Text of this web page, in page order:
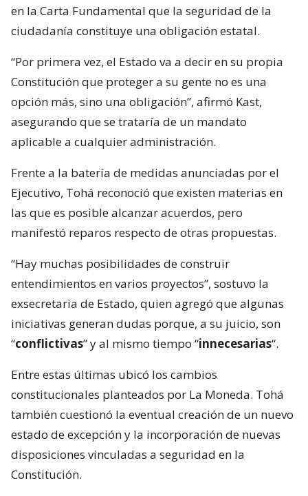
en la Carta Fundamental que la seguridad de la
ciudadanía constituye una obligación estatal.
“Por primera vez, el Estado va a decir en su propia
Constitución que proteger a su gente no es una
opción más, sino una obligación”, afirmó Kast,
asegurando que se trataría de un mandato
aplicable a cualquier administración.
Frente a la batería de medidas anunciadas por el
Ejecutivo, Tohá reconoció que existen materias en
las que es posible alcanzar acuerdos, pero
manifestó reparos respecto de otras propuestas.
“Hay muchas posibilidades de construir
entendimientos en varios proyectos”, sostuvo la
exsecretaria de Estado, quien agregó que algunas
iniciativas generan dudas porque, a su juicio, son
“conflictivas” y al mismo tiempo “innecesarias“.
Entre estas últimas ubicó los cambios
constitucionales planteados por La Moneda. Tohá
también cuestionó la eventual creación de un nuevo
estado de excepción y la incorporación de nuevas
disposiciones vinculadas a seguridad en la
Constitución.